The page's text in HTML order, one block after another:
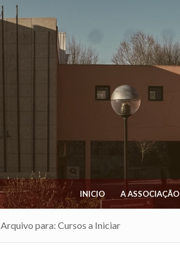
INICIO A ASSOCIAÇÃO
Arquivo para: Cursos a Iniciar